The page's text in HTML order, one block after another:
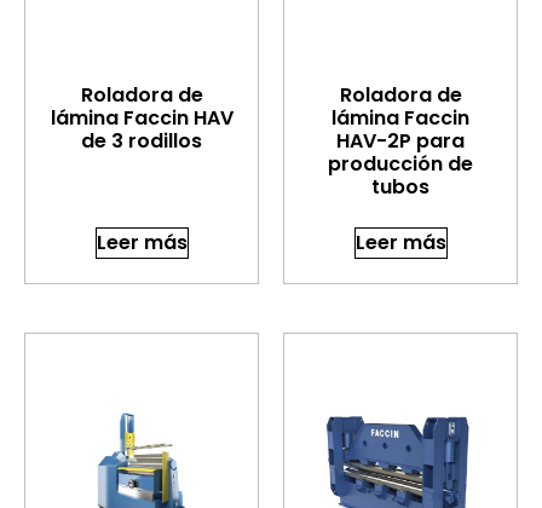
Roladora de
lámina Faccin HAV
de 3 rodillos
Leer más
Roladora de
lámina Faccin
HAV-2P para
producción de
tubos
Leer más